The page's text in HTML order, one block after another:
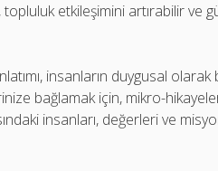
etkileşimini artırabilir ve
insanların duygusal olarak
bağlamak için, mikro-
insanları, değerleri ve